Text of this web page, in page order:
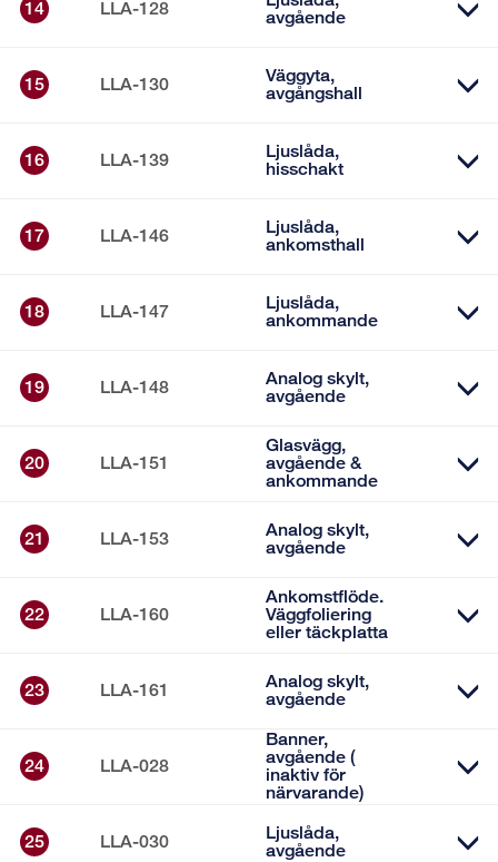
14 LLA-128
avgående
15 LLA-130
Väggyta,
avgångshall
16 LLA-139
Ljuslåda,
hisschakt
17 LLA-146
Ljuslåda,
ankomsthall
18 LLA-147
Ljuslåda,
ankommande
19 LLA-148
Analog skylt,
avgående
20 LLA-151
Glasvägg,
avgående &
ankommande
21 LLA-153
Analog skylt,
avgående
22 LLA-160
Ankomstflöde.
Väggfoliering
eller täckplatta
23 LLA-161
Analog skylt,
avgående
24 LLA-028
Banner,
avgående (
inaktiv för
närvarande)
25 LLA-030
Ljuslåda,
avgående